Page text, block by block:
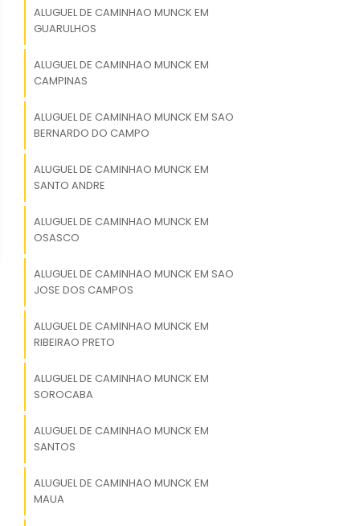
ALUGUEL DE CAMINHAO MUNCK EM
GUARULHOS
ALUGUEL DE CAMINHAO MUNCK EM
CAMPINAS
ALUGUEL DE CAMINHAO MUNCK EM SAO
BERNARDO DO CAMPO
ALUGUEL DE CAMINHAO MUNCK EM
SANTO ANDRE
ALUGUEL DE CAMINHAO MUNCK EM
OSASCO
ALUGUEL DE CAMINHAO MUNCK EM SAO
JOSE DOS CAMPOS
ALUGUEL DE CAMINHAO MUNCK EM
RIBEIRAO PRETO
ALUGUEL DE CAMINHAO MUNCK EM
SOROCABA
ALUGUEL DE CAMINHAO MUNCK EM
SANTOS
ALUGUEL DE CAMINHAO MUNCK EM
MAUA